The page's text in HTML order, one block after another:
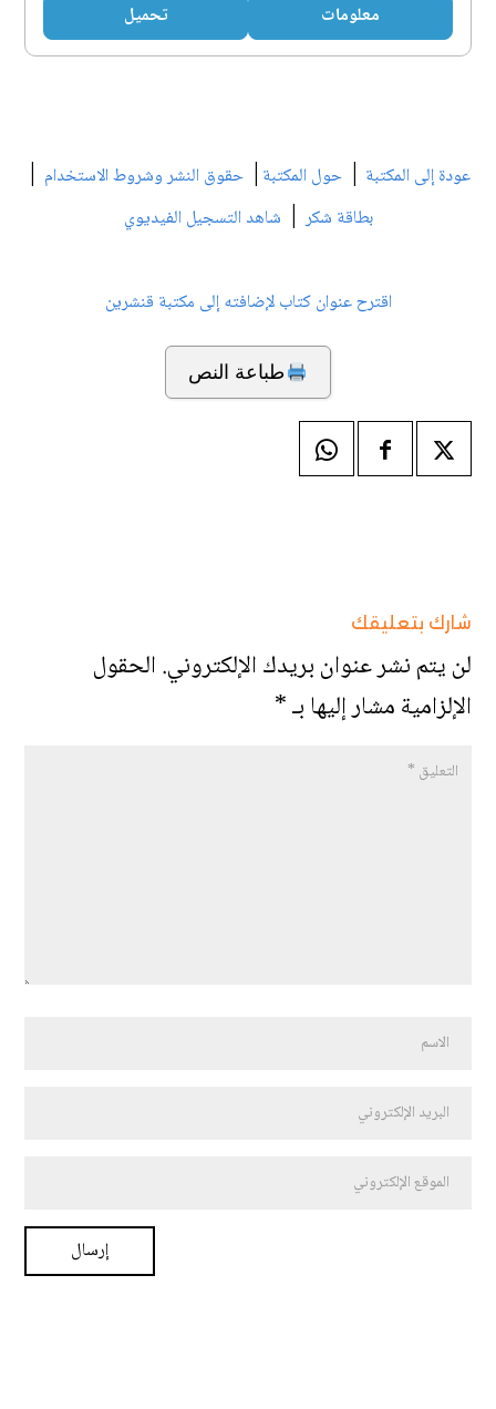
معلومات تحميل
عودة إلى المكتبة | حول المكتبة | حقوق النشر وشروط الاستخدام |
بطاقة شكر| شاهد التسجيل الفيديوي
اقترح عنوان كتاب لإضافته إلى مكتبة قنشرين
طباعة النص
شارك بتعليقك
لن يتم نشر عنوان بريدك الإلكتروني.الحقول
الإلزامية مشار إليها بـ*